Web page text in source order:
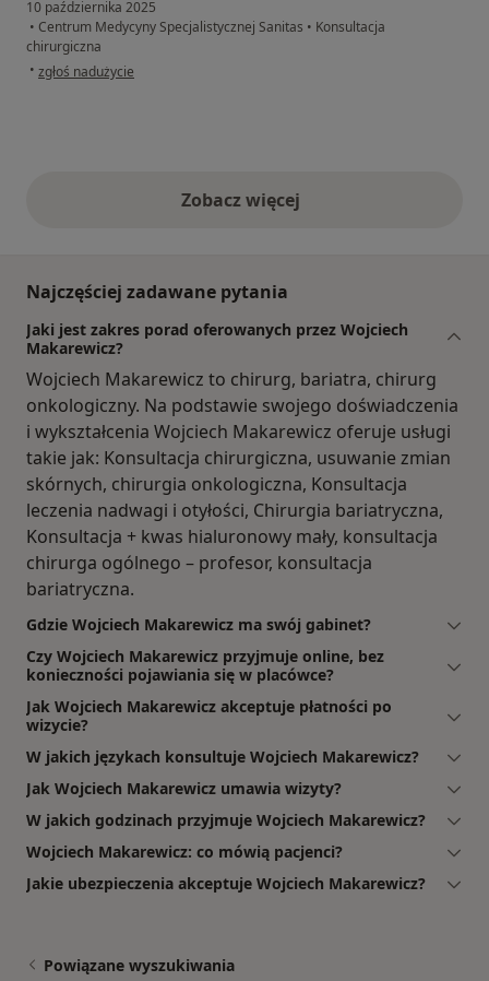
10 października 2025
• Centrum Medycyny Specjalistycznej Sanitas • Konsultacja
chirurgiczna
• w opinii użytkownika Edward
zgłoś nadużycie
Zobacz więcejopinie powyżej
Najczęściej zadawane pytania
Jaki jest zakres porad oferowanych przez Wojciech
Makarewicz?
Wojciech Makarewicz to chirurg, bariatra, chirurg
onkologiczny. Na podstawie swojego doświadczenia
i wykształcenia Wojciech Makarewicz oferuje usługi
takie jak: Konsultacja chirurgiczna, usuwanie zmian
skórnych, chirurgia onkologiczna, Konsultacja
leczenia nadwagi i otyłości, Chirurgia bariatryczna,
Konsultacja + kwas hialuronowy mały, konsultacja
chirurga ogólnego – profesor, konsultacja
bariatryczna.
Gdzie Wojciech Makarewicz ma swój gabinet?
Czy Wojciech Makarewicz przyjmuje online, bez
konieczności pojawiania się w placówce?
Jak Wojciech Makarewicz akceptuje płatności po
wizycie?
W jakich językach konsultuje Wojciech Makarewicz?
Jak Wojciech Makarewicz umawia wizyty?
W jakich godzinach przyjmuje Wojciech Makarewicz?
Wojciech Makarewicz: co mówią pacjenci?
Jakie ubezpieczenia akceptuje Wojciech Makarewicz?
Powiązane wyszukiwania